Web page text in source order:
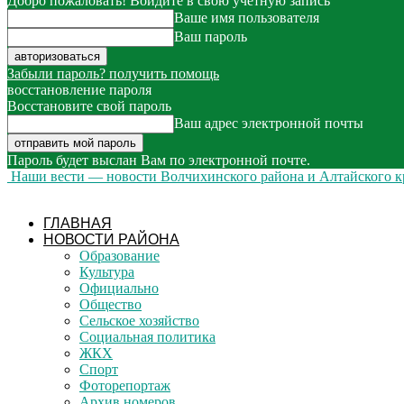
Ваше имя пользователя
Ваш пароль
Забыли пароль? получить помощь
восстановление пароля
Восстановите свой пароль
Ваш адрес электронной почты
Пароль будет выслан Вам по электронной почте.
Наши вести — новости Волчихинского района и Алтайского
ГЛАВНАЯ
НОВОСТИ РАЙОНА
Образование
Культура
Официально
Общество
Сельское хозяйство
Социальная политика
ЖКХ
Спорт
Фоторепортаж